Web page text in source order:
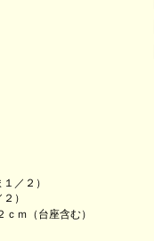
／２）
）
ｍ（台座含む）